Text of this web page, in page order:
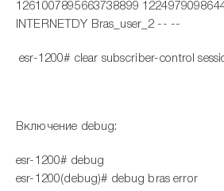
1261007895663738899
INTERNETDY Bras_user_2 -- --
esr-1200# clear subscriber-control
Включение debug:
esr-1200# debug
esr-1200(debug)# debug bras error